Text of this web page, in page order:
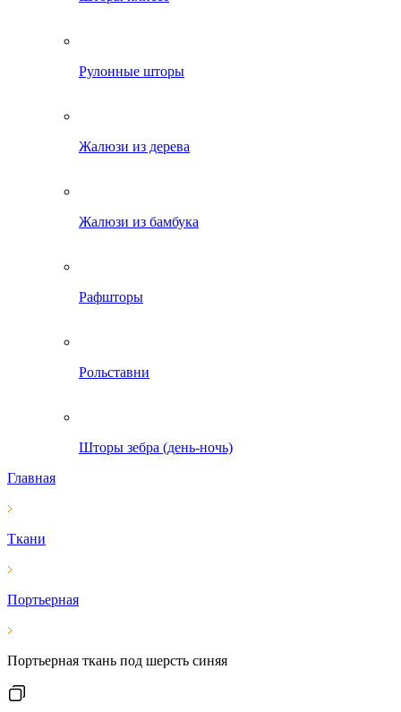
Рулонные шторы
Жалюзи из дерева
Жалюзи из бамбука
Рафшторы
Рольставни
Шторы зебра (день-ночь)
Главная
Ткани
Портьерная
Портьерная ткань под шерсть синяя